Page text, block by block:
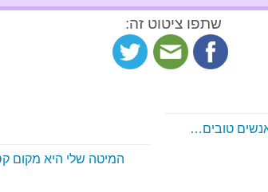
שתפו ציטוט זה:
טובים…
המיטה שלי היא מקום